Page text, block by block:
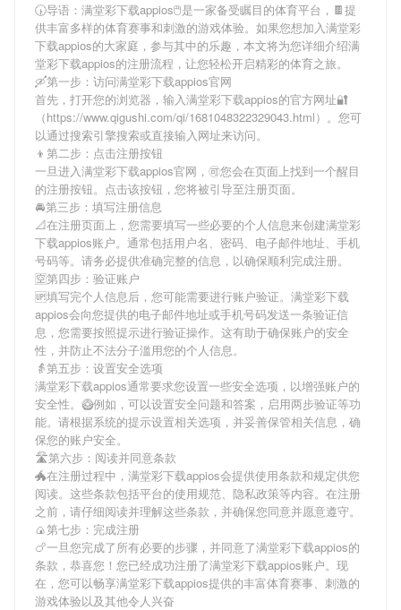
🕠导语： 满堂彩下载appios🖱是一家备受瞩目的体育平台，🍫提
供丰富多样的体育赛事和刺激的游戏体验。如果您想加入满堂彩
下载appios的大家庭，参与其中的乐趣，本文将为您详细介绍满
堂彩下载appios的注册流程，让您轻松开启精彩的体育之旅。
🛶第一步：访问满堂彩下载appios官网
首先，打开您的浏览器，输入满堂彩下载appios的官方网址🔐
（https://www.qigushi.com/qi/1681048322329043.html）。您可
以通过搜索引擎搜索或直接输入网址来访问。
👦第二步：点击注册按钮
一旦进入满堂彩下载appios官网，🉑您会在页面上找到一个醒目
的注册按钮。点击该按钮，您将被引导至注册页面。
🚘第三步：填写注册信息
📐在注册页面上，您需要填写一些必要的个人信息来创建满堂彩
下载appios账户。通常包括用户名、密码、电子邮件地址、手机
号码等。请务必提供准确完整的信息，以确保顺利完成注册。
🈳第四步：验证账户
🆙填写完个人信息后，您可能需要进行账户验证。 满堂彩下载
appios会向您提供的电子邮件地址或手机号码发送一条验证信
息，您需要按照提示进行验证操作。这有助于确保账户的安全
性，并防止不法分子滥用您的个人信息。
👵第五步：设置安全选项
满堂彩下载appios通常要求您设置一些安全选项，以增强账户的
安全性。🥝例如，可以设置安全问题和答案，启用两步验证等功
能。请根据系统的提示设置相关选项，并妥善保管相关信息，确
保您的账户安全。
🛣第六步：阅读并同意条款
🐲在注册过程中， 满堂彩下载appios会提供使用条款和规定供您
阅读。这些条款包括平台的使用规范、隐私政策等内容。在注册
之前，请仔细阅读并理解这些条款，并确保您同意并愿意遵守。
🍙第七步：完成注册
🍗一旦您完成了所有必要的步骤，并同意了满堂彩下载appios的
条款，恭喜您！您已经成功注册了满堂彩下载appios账户。现
在，您可以畅享满堂彩下载appios提供的丰富体育赛事、刺激的
游戏体验以及其他令人兴奋